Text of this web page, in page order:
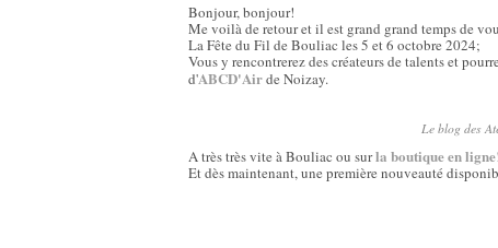
Bonjour, bonjour!
Me voilà de retour et il est grand grand temps de
La Fête du Fil de Bouliac les 5 et 6 octobre 2024;
Vous y rencontrerez des créateurs de talents et
d'ABCD'Airde Noizay.
Le blog des
A très très vite à Bouliac ou surla boutique en ligne!
Et dès maintenant, une première nouveauté